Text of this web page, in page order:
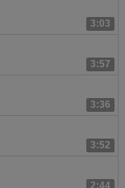
3:03
3:57
3:36
3:52
2:44